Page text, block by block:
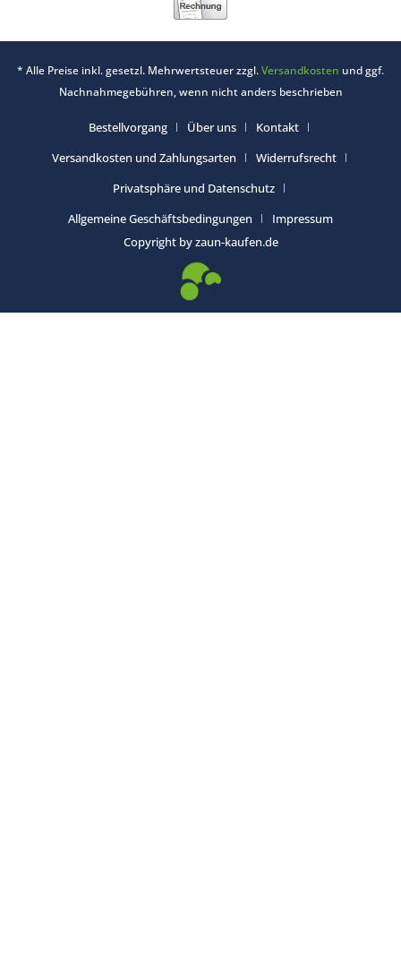
* Alle Preise inkl. gesetzl. Mehrwertsteuer zzgl.Versandkosten und ggf.
Nachnahmegebühren, wenn nicht anders beschrieben
Bestellvorgang Über uns
Kontakt
Versandkosten und Zahlungsarten
Widerrufsrecht
Privatsphäre und Datenschutz
Allgemeine Geschäftsbedingungen
Impressum
Copyright by zaun-kaufen.de